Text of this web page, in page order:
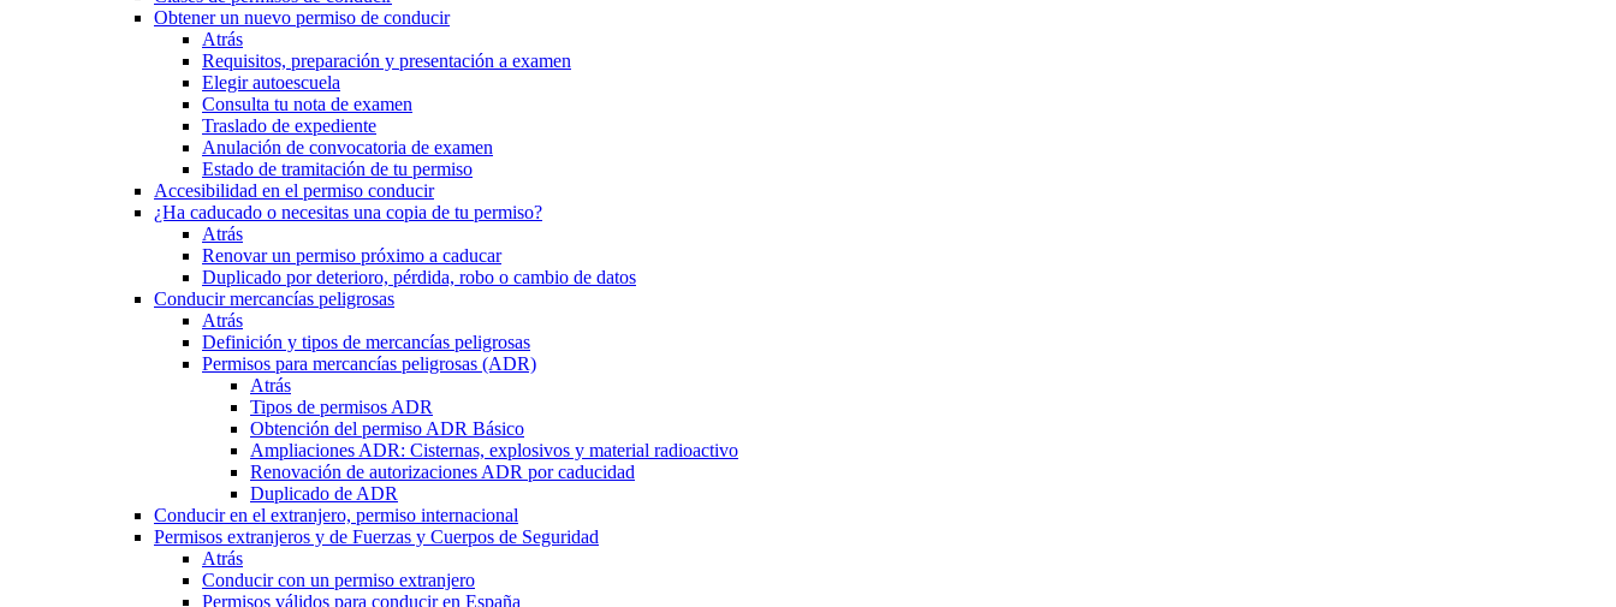
Obtener un nuevo permiso de conducir
Atrás
Requisitos, preparación y presentación a examen
Elegir autoescuela
Consulta tu nota de examen
Traslado de expediente
Anulación de convocatoria de examen
Estado de tramitación de tu permiso
Accesibilidad en el permiso conducir
¿Ha caducado o necesitas una copia de tu permiso?
Atrás
Renovar un permiso próximo a caducar
Duplicado por deterioro, pérdida, robo o cambio de datos
Conducir mercancías peligrosas
Atrás
Definición y tipos de mercancías peligrosas
Permisos para mercancías peligrosas (ADR)
Atrás
Tipos de permisos ADR
Obtención del permiso ADR Básico
Ampliaciones ADR: Cisternas, explosivos y material radioactivo
Renovación de autorizaciones ADR por caducidad
Duplicado de ADR
Conducir en el extranjero, permiso internacional
Permisos extranjeros y de Fuerzas y Cuerpos de Seguridad
Atrás
Conducir con un permiso extranjero
Permisos válidos para conducir en España